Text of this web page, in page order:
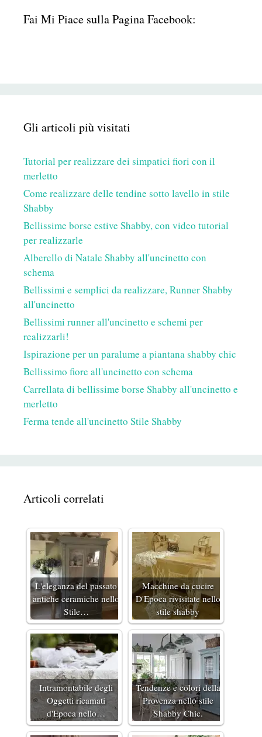
Fai Mi Piace sulla Pagina Facebook:
Gli articoli più visitati
Tutorial per realizzare dei simpatici fiori con il
merletto
Come realizzare delle tendine sotto lavello in stile
Shabby
Bellissime borse estive Shabby, con video tutorial
per realizzarle
Alberello di Natale Shabby all'uncinetto con
schema
Bellissimi e semplici da realizzare, Runner Shabby
all'uncinetto
Bellissimi runner all'uncinetto e schemi per
realizzarli!
Ispirazione per un paralume a piantana shabby chic
Bellissimo fiore all'uncinetto con schema
Carrellata di bellissime borse Shabby all'uncinetto e
merletto
Ferma tende all'uncinetto Stile Shabby
Articoli correlati
L'eleganza del passato
antiche ceramiche nello
Stile…
Macchine da cucire
D'Epoca rivisitate nello
stile shabby
Intramontabile degli
Oggetti ricamati
d'Epoca nello…
Tendenze e colori della
Provenza nello stile
Shabby Chic.